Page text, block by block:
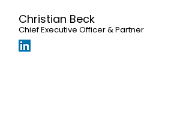
Christian Beck
Chief Executive Officer & Partner